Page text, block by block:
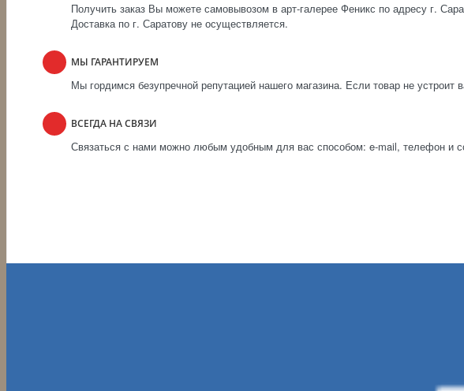
Получить заказ Вы можете самовывозом в арт-галерее Феникс по адресу г.
Доставка по г. Саратову не осуществляется.
МЫ ГАРАНТИРУЕМ
Мы гордимся безупречной репутацией нашего магазина. Если товар не устроит
ВСЕГДА НА СВЯЗИ
Связаться с нами можно любым удобным для вас способом: e-mail, телефон и